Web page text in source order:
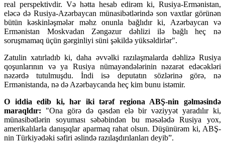
real perspektivdir. Və hətta hesab edirəm ki, Rusiya-Ermənistan,
eləcə də Rusiya-Azərbaycan münasibətlərində son vaxtlar görünən
bütün kəskinləşmələr məhz onunla bağlıdır ki, Azərbaycan və
Ermənistan Moskvadan Zəngəzur dəhlizi ilə bağlı heç nə
soruşmamaq üçün gərginliyi süni şəkildə yüksəldirlər".
Zatulin xatırladıb ki, daha əvvəlki razılaşmalarda dəhlizə Rusiya
qoşunlarının və ya Rusiya nümayəndələrinin nəzarət edəcəkləri
nəzərdə tutulmuşdu. İndi isə deputatın sözlərinə görə, nə
Ermənistanda, nə də Azərbaycanda heç kim bunu istəmir.
O iddia edib ki, hər iki tərəf regiona ABŞ-nin gəlməsində
maraqldır: "Ona görə də qəsdən elə bir vəziyyət yaradılır ki,
münasibətlərin soyuması səbəbindən bu məsələdə Rusiya yox,
amerikalılarla danışıqlar aparmaq rahat olsun. Düşünürəm ki, ABŞ-
nin Türkiyədəki səfiri əslində razılaşdırılanları deyib”.